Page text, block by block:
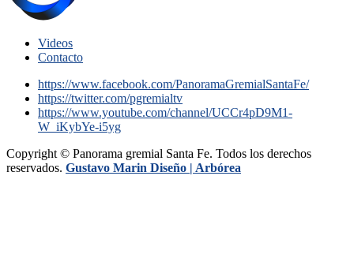
Videos
Contacto
https://www.facebook.com/PanoramaGremialSantaFe/
https://twitter.com/pgremialtv
https://www.youtube.com/channel/UCCr4pD9M1-
W_iKybYe-i5yg
Copyright © Panorama gremial Santa Fe. Todos los derechos
reservados. Gustavo Marin Diseño | Arbórea